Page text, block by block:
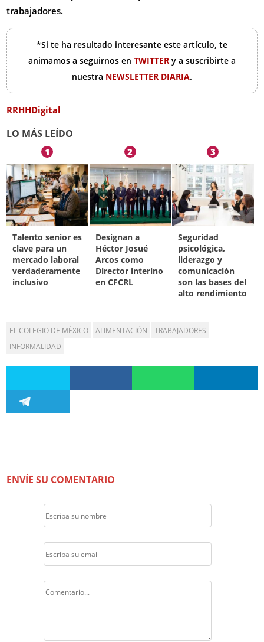
trabajadores.
*Si te ha resultado interesante este artículo, te
animamos a seguirnos en TWITTER y a suscribirte a
nuestra NEWSLETTER DIARIA.
RRHHDigital
LO MÁS LEÍDO
1
Talento senior es
clave para un
mercado laboral
verdaderamente
inclusivo
2
Designan a
Héctor Josué
Arcos como
Director interino
en CFCRL
3
Seguridad
psicológica,
liderazgo y
comunicación
son las bases del
alto rendimiento
EL COLEGIO DE MÉXICO ALIMENTACIÓN
TRABAJADORES
INFORMALIDAD
ENVÍE SU COMENTARIO